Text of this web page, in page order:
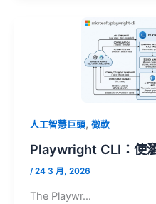
人工智慧巨頭, 微軟
Playwright CLI：使
/24 3 月, 2026
The Playwr…